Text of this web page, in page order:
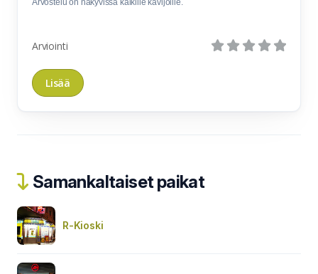
Arviointi
Samankaltaiset paikat
R-Kioski